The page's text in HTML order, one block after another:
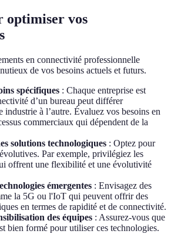
optimiser vos
en connectivité professionnelle
de vos besoins actuels et futurs.
spécifiques : Chaque entreprise est
d’un bureau peut différer
industrie à l’autre. Évaluez vos besoins en
commerciaux qui dépendent de la
solutions technologiques : Optez pour
Par exemple, privilégiez les
offrent une flexibilité et une évolutivité
émergentes : Envisagez des
la 5G ou l'IoT qui peuvent offrir des
en termes de rapidité et de connectivité.
des équipes : Assurez-vous que
bien formé pour utiliser ces technologies.